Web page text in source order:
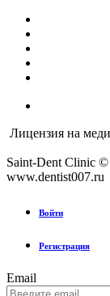
Лицензия на
Saint-Dent Clinic
www.dentist007.ru
Войти
Регистрация
Email